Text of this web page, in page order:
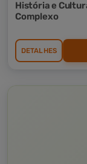
História e
Complexo
DETALHES